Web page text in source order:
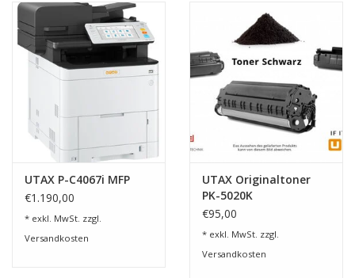
UTAX P-C4067i MFP
€1.190,00
* exkl. MwSt. zzgl.
Versandkosten
UTAX Originaltoner
PK-5020K
€95,00
* exkl. MwSt. zzgl.
Versandkosten